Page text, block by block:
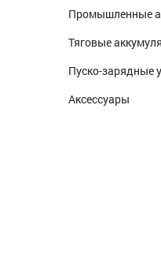
Промышленные
Тяговые
Пуско-зарядные
Аксессуары